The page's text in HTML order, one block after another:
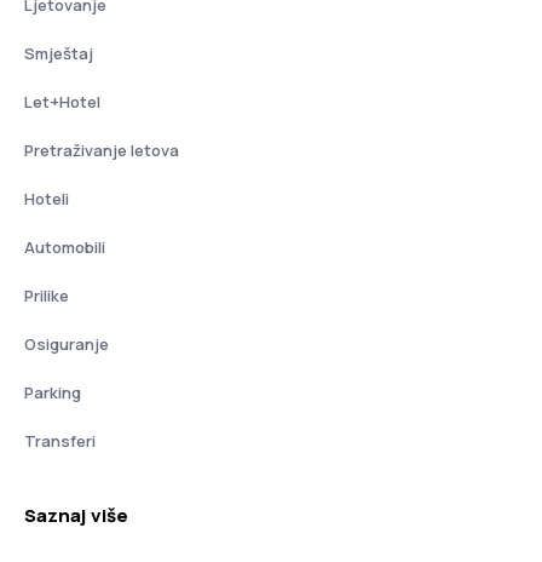
Ljetovanje
Smještaj
Let+Hotel
Pretraživanje letova
Hoteli
Automobili
Prilike
Osiguranje
Parking
Transferi
Saznaj više